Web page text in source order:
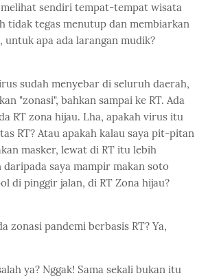
sendiri tempat-tempat wisata
tidak tegas menutup dan membiarkan
untuk apa ada larangan mudik?
sudah menyebar di seluruh daerah,
"zonasi", bahkan sampai ke RT. Ada
RT zona hijau. Lha, apakah virus itu
RT? Atau apakah kalau saya pit-pitan
masker, lewat di RT itu lebih
saya mampir makan soto
di pinggir jalan, di RT Zona hijau?
zonasi pandemi berbasis RT? Ya,
ya? Nggak! Sama sekali bukan itu